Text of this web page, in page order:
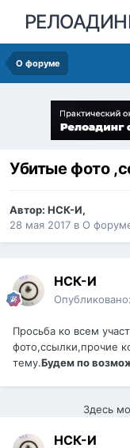
О форуме
Убитые фото
Автор: НСК-И,
28 мая 2017 в О
НСК-И
Опубликовано:
Просьба ко всем
фото,ссылки,прочие
тему.Будем по
Здесь
НСК-И